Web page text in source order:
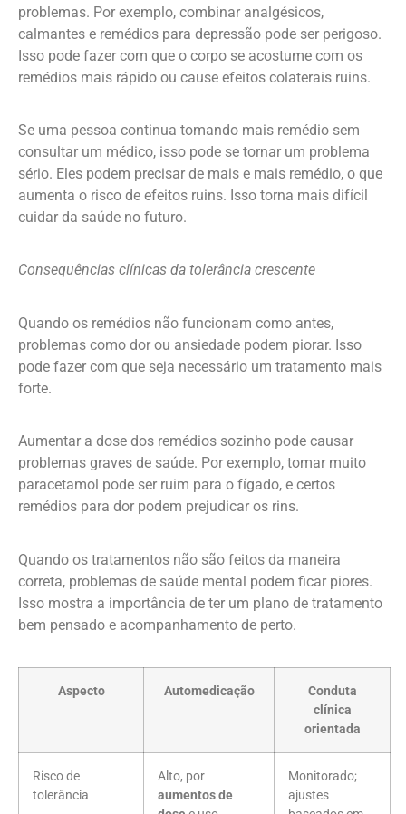
problemas. Por exemplo, combinar analgésicos,
calmantes e remédios para depressão pode ser perigoso.
Isso pode fazer com que o corpo se acostume com os
remédios mais rápido ou cause efeitos colaterais ruins.
Se uma pessoa continua tomando mais remédio sem
consultar um médico, isso pode se tornar um problema
sério. Eles podem precisar de mais e mais remédio, o que
aumenta o risco de efeitos ruins. Isso torna mais difícil
cuidar da saúde no futuro.
Consequências clínicas da tolerância crescente
Quando os remédios não funcionam como antes,
problemas como dor ou ansiedade podem piorar. Isso
pode fazer com que seja necessário um tratamento mais
forte.
Aumentar a dose dos remédios sozinho pode causar
problemas graves de saúde. Por exemplo, tomar muito
paracetamol pode ser ruim para o fígado, e certos
remédios para dor podem prejudicar os rins.
Quando os tratamentos não são feitos da maneira
correta, problemas de saúde mental podem ficar piores.
Isso mostra a importância de ter um plano de tratamento
bem pensado e acompanhamento de perto.
Aspecto Automedicação
Conduta
clínica
orientada
Risco de
tolerância
Alto, por
aumentos de
Monitorado;
ajustes